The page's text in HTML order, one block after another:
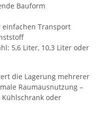
Bauform
Transport
5,6 Liter, 10,3 Liter oder
die Lagerung mehrerer
Raumausnutzung –
oder